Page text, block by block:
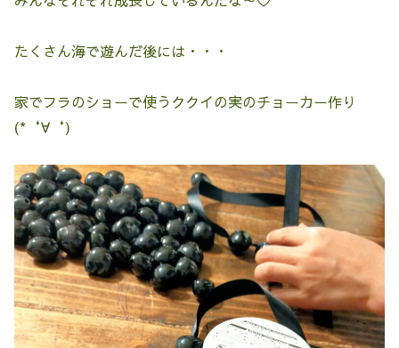
たくさん海で遊んだ後には・・・
家でフラのショーで使うククイの実のチョーカー作り
(*‘∀‘)